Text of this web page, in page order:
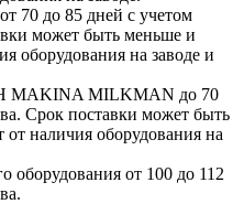
70 до 85 дней с учетом
может быть меньше и
оборудования на заводе и
MAKINA MILKMAN до 70
Срок поставки может быть
наличия оборудования на
оборудования от 100 до 112